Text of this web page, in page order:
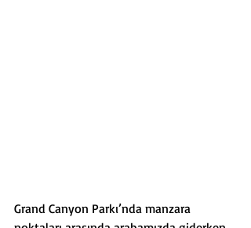
Grand Canyon Parkı’nda manzara